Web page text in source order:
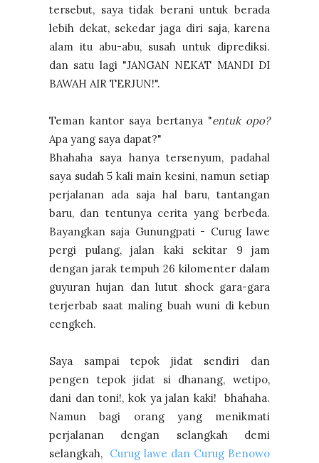
tersebut, saya tidak berani untuk berada
lebih dekat, sekedar jaga diri saja, karena
alam itu abu-abu, susah untuk diprediksi.
dan satu lagi "JANGAN NEKAT MANDI DI
BAWAH AIR TERJUN!".
Teman kantor saya bertanya "entuk opo?
Apa yang saya dapat?"
Bhahaha saya hanya tersenyum, padahal
saya sudah 5 kali main kesini, namun setiap
perjalanan ada saja hal baru, tantangan
baru, dan tentunya cerita yang berbeda.
Bayangkan saja Gunungpati - Curug lawe
pergi pulang, jalan kaki sekitar 9 jam
dengan jarak tempuh 26 kilomenter dalam
guyuran hujan dan lutut shock gara-gara
terjerbab saat maling buah wuni di kebun
cengkeh.
Saya sampai tepok jidat sendiri dan
pengen tepok jidat si dhanang, wetipo,
dani dan toni!, kok ya jalan kaki! bhahaha.
Namun bagi orang yang menikmati
perjalanan dengan selangkah demi
selangkah, Curug lawe dan Curug Benowo